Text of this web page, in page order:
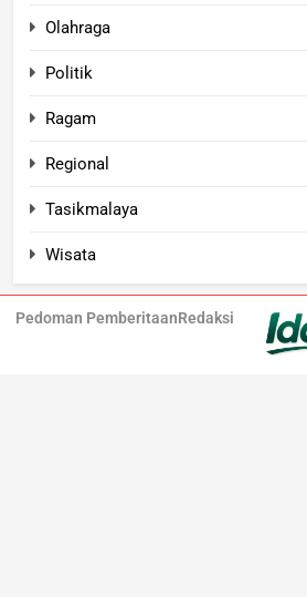
Olahraga
Politik
Ragam
Regional
Tasikmalaya
Wisata
Pedoman PemberitaanRedaksi